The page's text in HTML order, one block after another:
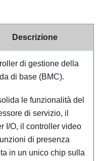
Descrizione
di gestione della
di base (BMC).
le funzionalità del
di servizio, il
I/O, il controller video
di presenza
in un unico chip sulla